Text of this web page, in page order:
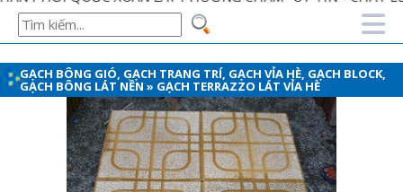
GẠCH BÔNG GIÓ, GẠCH TRANG TRÍ, GẠCH VỈA HÈ, GẠCH BLOCK,
GẠCH BÔNG LÁT NỀN » GẠCH TERRAZZO LÁT VỈA HÈ